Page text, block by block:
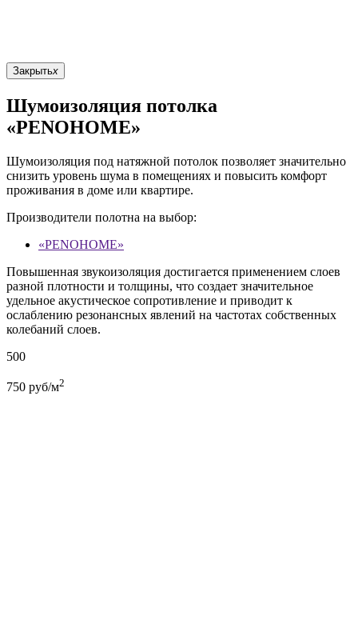
Закрытьx
Шумоизоляция потолка
«PENOHOME»
Шумоизоляция под натяжной потолок позволяет значительно
снизить уровень шума в помещениях и повысить комфорт
проживания в доме или квартире.
Производители полотна на выбор:
«PENOHOME»
Повышенная звукоизоляция достигается применением слоев
разной плотности и толщины, что создает значительное
удельное акустическое сопротивление и приводит к
ослаблению резонансных явлений на частотах собственных
колебаний слоев.
500
750 руб/м2